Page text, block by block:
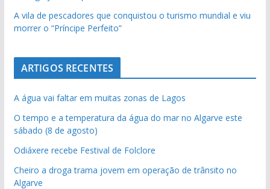
A vila de pescadores que conquistou o turismo mundial e viu
morrer o “Príncipe Perfeito”
ARTIGOS RECENTES
A água vai faltar em muitas zonas de Lagos
O tempo e a temperatura da água do mar no Algarve este
sábado (8 de agosto)
Odiáxere recebe Festival de Folclore
Cheiro a droga trama jovem em operação de trânsito no
Algarve